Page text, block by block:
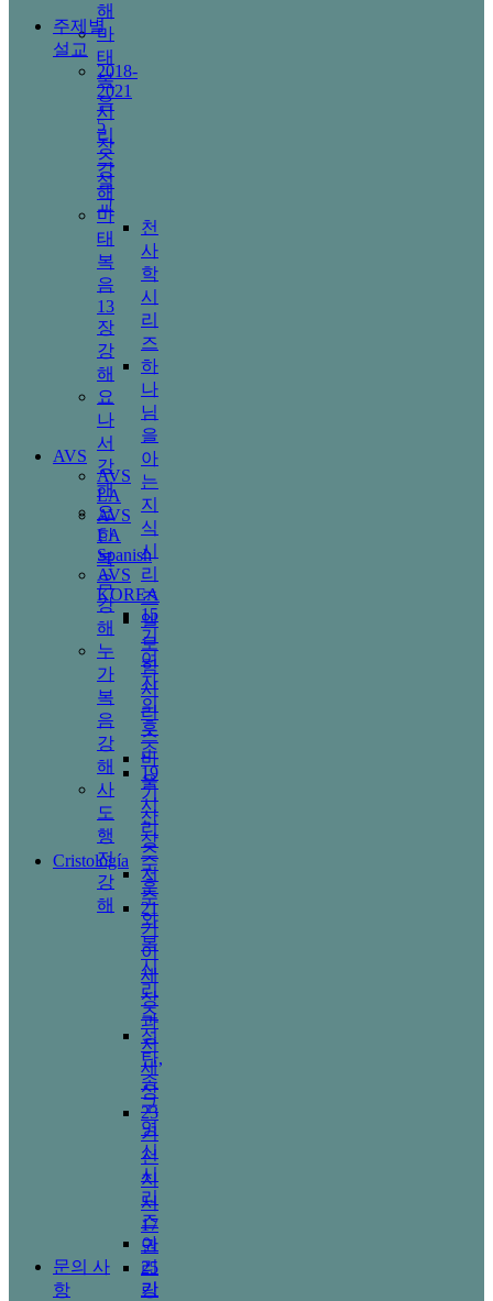
해
마
태
복
음
5
장
강
해
마
태
복
음
13
장
강
해
요
나
서
강
해
요
한
복
음
강
해
누
가
복
음
강
해
사
도
행
전
강
해
주제별
설교
2018-
2021
시
리
즈
설
교
천
사
학
시
리
즈
하
나
님
을
아
는
지
식
시
리
즈
엘
로
힘
시
리
즈
바
울
시
리
즈
저
주
와
복
시
리
즈
성
탄,
송
구
영
신
시
리
즈
아
리
랑
AVS
AVS
LA
AVS
LA
Spanish
AVS
KOREA
15
기
여
자
의
후
손
19
기
산
상
수
훈
21
기
이
세
상
과
저
세
상
23
기
선
지
서
17
권
25
기
Cristología
문의 사
항